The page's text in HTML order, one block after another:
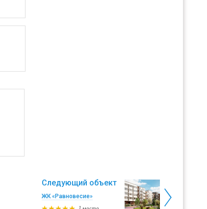
Следующий объект
ЖК «Равновесие»